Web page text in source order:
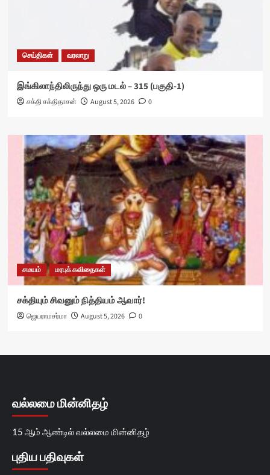
செய்திகள் வரலாறு
இங்கிலாந்திலிருந்து ஒரு மடல் – 315 (பகுதி-1)
சக்தி சக்திதாசன் August 5, 2026 0
சமயம் மரபுக் கவிதைகள்
சக்தியும் சிவனும் நித்தியம் ஆவார்!
ஜெயராமசர்மா August 5, 2026 0
வல்லமை மின்னிதழ்
15 ஆம் ஆண்டில் வல்லமை மின்னிதழ்
புதிய பதிவுகள்